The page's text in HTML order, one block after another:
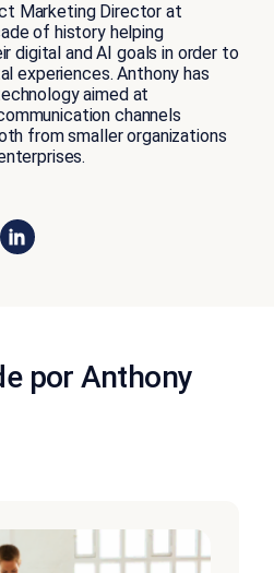
Marketing Director at
of history helping
digital and AI goals in order to
experiences. Anthony has
aimed at
channels
from smaller organizations
por Anthony